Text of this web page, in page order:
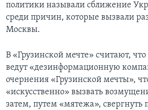
политики называли сближение
среди причин, которые вызвали
Москвы.
В «Грузинской мечте» считают,
ведут «дезинформационную
очернения «Грузинской мечты»,
«искусственно» вызвать
затем, путем «мятежа», свергнуть